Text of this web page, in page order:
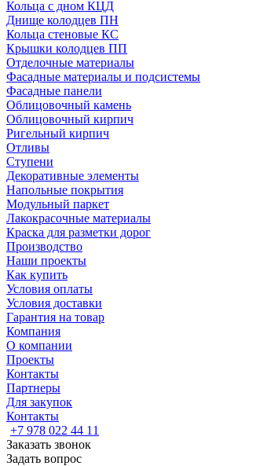
Кольца с дном КЦД
Днище колодцев ПН
Кольца стеновые КС
Крышки колодцев ПП
Отделочные материалы
Фасадные материалы и подсистемы
Фасадные панели
Облицовочный камень
Облицовочный кирпич
Ригельный кирпич
Отливы
Ступени
Декоративные элементы
Напольные покрытия
Модульный паркет
Лакокрасочные материалы
Краска для разметки дорог
Производство
Наши проекты
Как купить
Условия оплаты
Условия доставки
Гарантия на товар
Компания
О компании
Проекты
Контакты
Партнеры
Для закупок
Контакты
+7 978 022 44 11
Заказать звонок
Задать вопрос